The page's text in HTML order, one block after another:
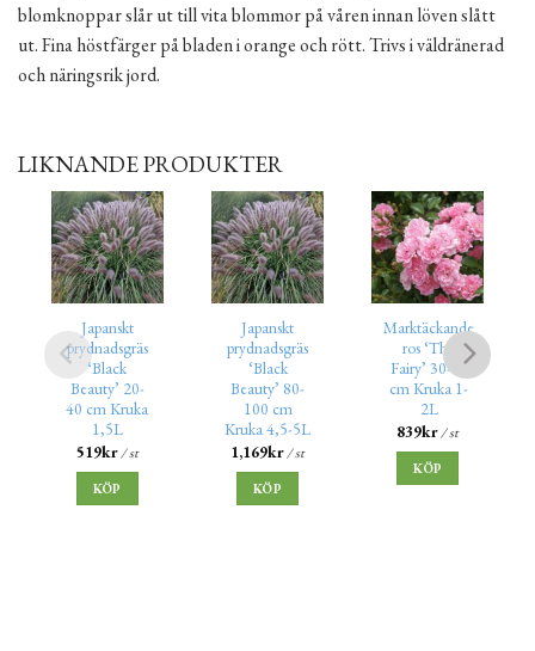
blomknoppar slår ut till vita blommor på våren innan löven slått
ut. Fina höstfärger på bladen i orange och rött. Trivs i väldränerad
och näringsrik jord.
LIKNANDE PRODUKTER
Japanskt
prydnadsgräs
‘Black
Beauty’ 20-
40 cm Kruka
1,5L
519kr/ st
KÖP
Japanskt
prydnadsgräs
‘Black
Beauty’ 80-
100 cm
Kruka 4,5-5L
1,169kr / st
KÖP
Marktäckande
ros ‘The
Fairy’ 30-50
cm Kruka 1-
2L
839kr / st
KÖP